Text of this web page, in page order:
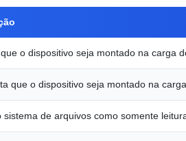
o dispositivo seja montado na carga
que o dispositivo seja montado na
sistema de arquivos como somente